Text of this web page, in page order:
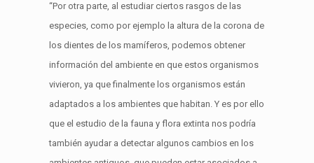
“Por otra parte, al estudiar ciertos rasgos de las
especies, como por ejemplo la altura de la corona de
los dientes de los mamíferos, podemos obtener
información del ambiente en que estos organismos
vivieron, ya que finalmente los organismos están
adaptados a los ambientes que habitan. Y es por ello
que el estudio de la fauna y flora extinta nos podría
también ayudar a detectar algunos cambios en los